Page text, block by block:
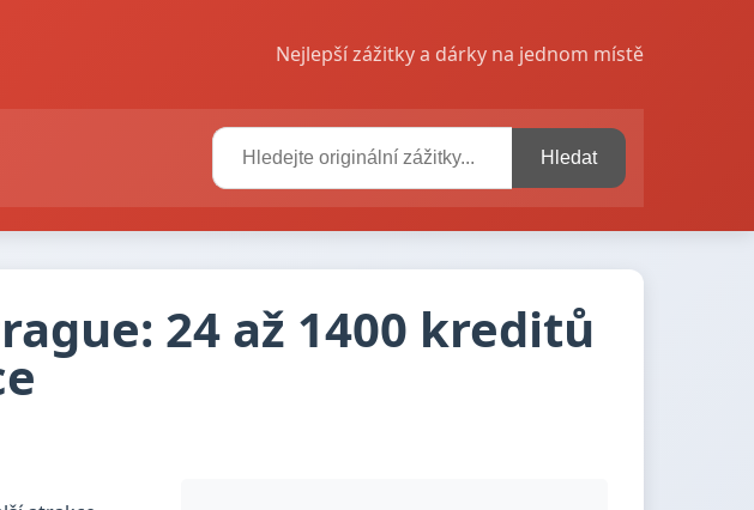
Nejlepší zážitky a dárky na jednom místě
Hledat
24 až 1400 kreditů